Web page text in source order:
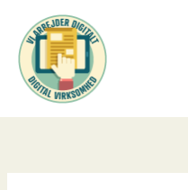
indholdet